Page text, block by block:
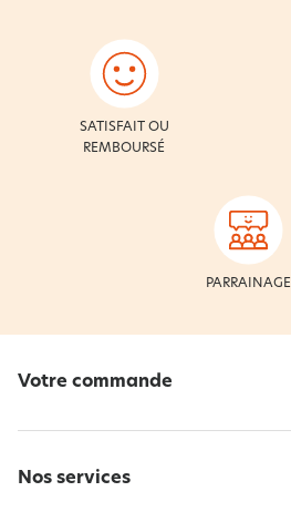
SATISFAIT OU
REMBOURSÉ
PARRAINAGE
Votre commande
Nos services